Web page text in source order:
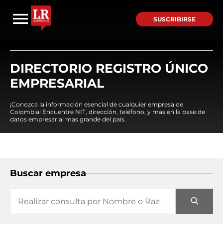
SUSCRIBIRSE
DIRECTORIO REGISTRO ÚNICO
EMPRESARIAL
¡Conozca la información esencial de cualquier empresa de
Colombia! Encuentre NIT, dirección, teléfono, y mas en la base de
datos empresarial mas grande del país.
Buscar empresa